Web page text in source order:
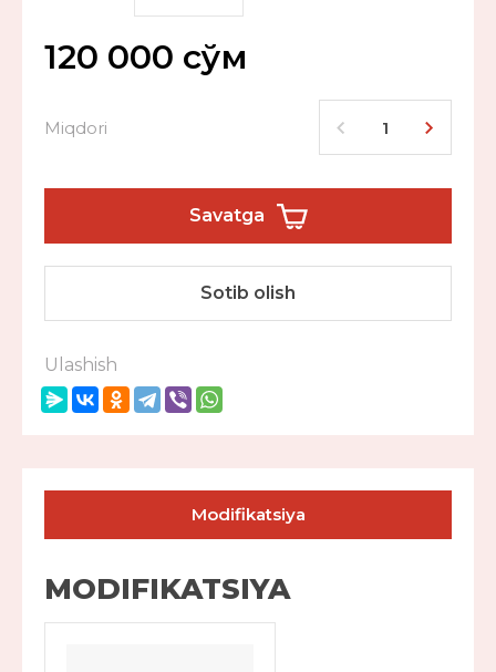
120 000 сўм
Miqdori
Savatga
Sotib olish
Ulashish
Modifikatsiya
MODIFIKATSIYA